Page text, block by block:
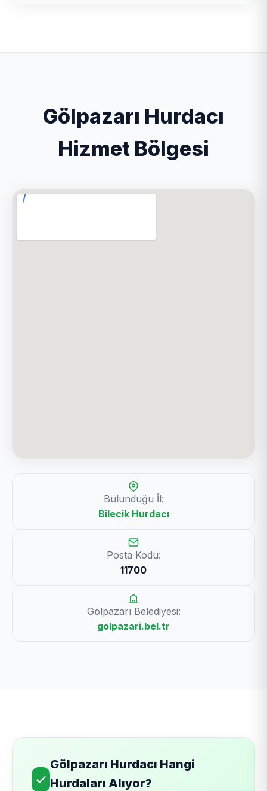
Gölpazarı Hurdacı
Hizmet Bölgesi
Bulunduğu İl:
Bilecik Hurdacı
Posta Kodu:
11700
Gölpazarı Belediyesi:
golpazari.bel.tr
Gölpazarı Hurdacı Hangi
Hurdaları Alıyor?